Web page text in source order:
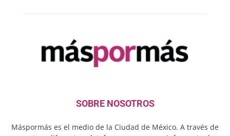
SOBRE NOSOTROS
Máspormás es el medio de la Ciudad de México. A través de